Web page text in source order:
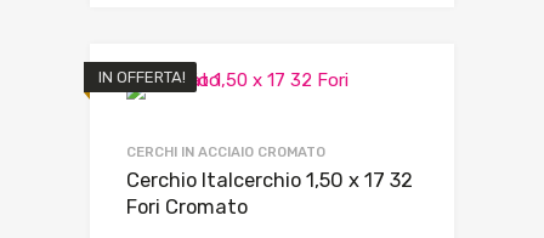
IN OFFERTA!
CERCHI IN ACCIAIO CROMATO
Cerchio Italcerchio 1,50 x 17 32
Fori Cromato